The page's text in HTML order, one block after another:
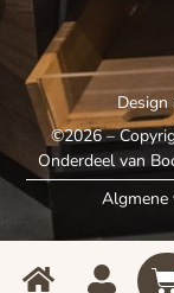
©2026 –
Onderdeel van
Algmene